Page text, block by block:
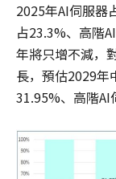
2025年AI伺服器
占23.3%、高階
年將只增不減，
長，預估2029年
31.95%、高階AI